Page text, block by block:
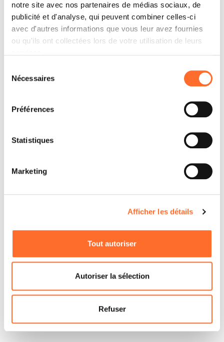
notre site avec nos partenaires de médias sociaux, de
publicité et d'analyse, qui peuvent combiner celles-ci
avec d'autres informations que vous leur avez fournies
ou qu'ils ont collectées lors de votre utilisation de leurs
Nécessaires
Préférences
Statistiques
Marketing
Afficher les détails
Tout autoriser
Autoriser la sélection
Refuser